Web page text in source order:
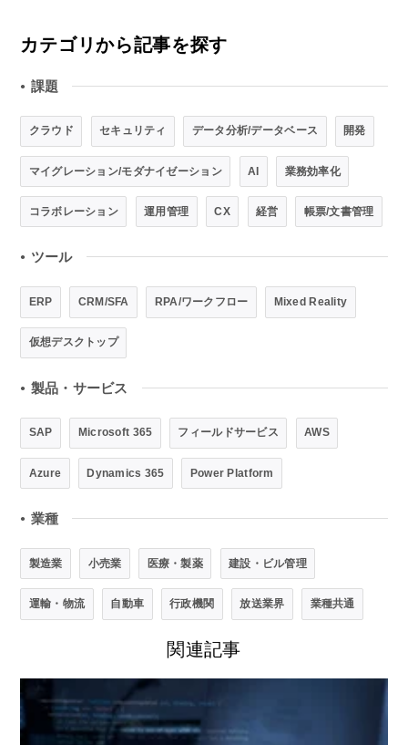
カテゴリから記事を探す
● 課題
クラウド セキュリティ データ分析/データベース 開発
マイグレーション/モダナイゼーション AI 業務効率化
コラボレーション 運用管理 CX 経営 帳票/文書管理
● ツール
ERP CRM/SFA RPA/ワークフロー Mixed Reality
仮想デスクトップ
● 製品・サービス
SAP Microsoft 365 フィールドサービス AWS
Azure Dynamics 365 Power Platform
● 業種
製造業 小売業 医療・製薬 建設・ビル管理
運輸・物流 自動車 行政機関 放送業界 業種共通
関連記事